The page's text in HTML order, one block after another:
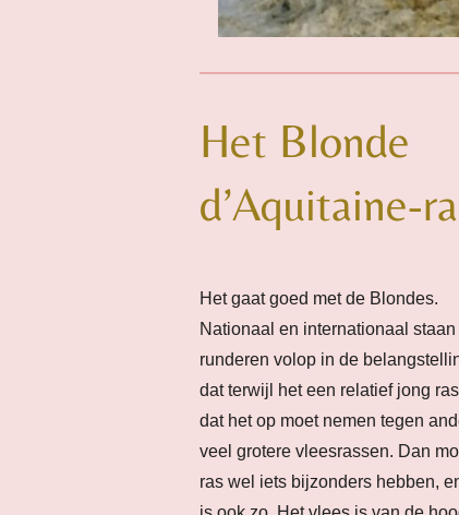
Het Blonde
d’Aquitaine-
Het gaat goed met de Blondes.
Nationaal en internationaal staan
runderen volop in de
dat terwijl het een relatief jong
dat het op moet nemen tegen
veel grotere vleesrassen. Dan
ras wel iets bijzonders hebben,